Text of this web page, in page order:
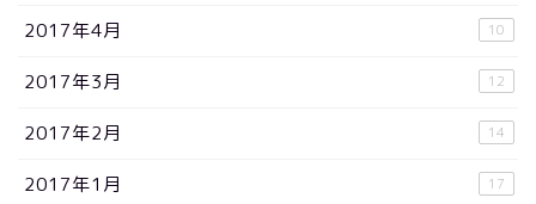
2017年4月 10
2017年3月 12
2017年2月 14
2017年1月 17